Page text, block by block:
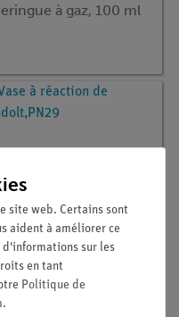
à gaz, 100 ml
n° :36811-00
à réaction de
site web. Certains sont
aident à améliorer ce
sur les
en tant
Politique de
.